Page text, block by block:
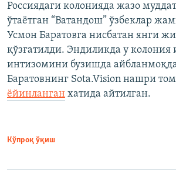
Россиядаги колонияда жазо
ўтаётган “Ватандош” ўзбеклар
Усмон Баратовга нисбатан янги
қўзғатилди. Эндиликда у колония
интизомини бузишда
Баратовнинг Sota.Vision нашри
ёйинланган хатида айтилган.
Кўпроқ ўқиш